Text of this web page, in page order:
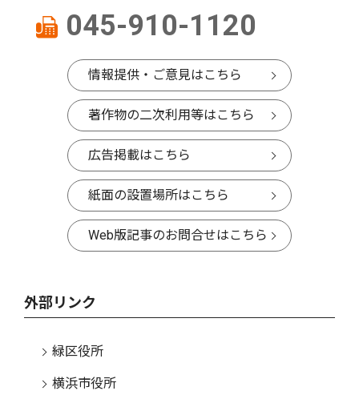
045-910-1120
情報提供・ご意見はこちら
著作物の二次利用等はこちら
広告掲載はこちら
紙面の設置場所はこちら
Web版記事のお問合せはこちら
外部リンク
緑区役所
横浜市役所